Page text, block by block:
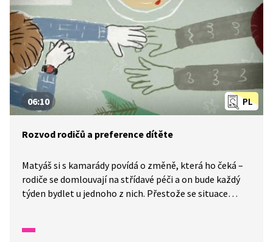
PL
06:10
Rozvod rodičů a preference dítěte
Matyáš si s kamarády povídá o změně, která ho čeká –
rodiče se domlouvají na střídavé péči a on bude každý
týden bydlet u jednoho z nich. Přestože se situace
aby svým rozhodováním někomu neublížil. Ve snech se